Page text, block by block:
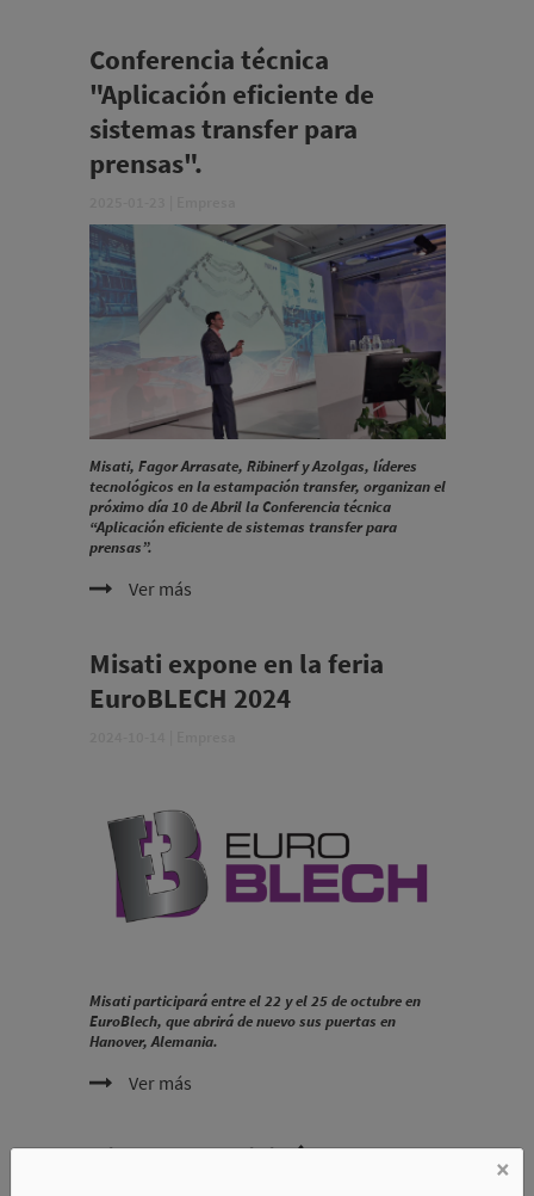
Conferencia técnica
"Aplicación eficiente de
sistemas transfer para
prensas".
Misati, Fagor Arrasate, Ribinerf y Azolgas, líderes
tecnológicos en la estampación transfer, organizan el
próximo día 10 de Abril la Conferencia técnica
“Aplicación eficiente de sistemas transfer para
prensas”.
Ver más
Misati expone en la feria
EuroBLECH 2024
Misati participará entre el 22 y el 25 de octubre en
EuroBlech, que abrirá de nuevo sus puertas en
Hanover, Alemania.
Ver más
Nitrocut participó en FEIMEC
×